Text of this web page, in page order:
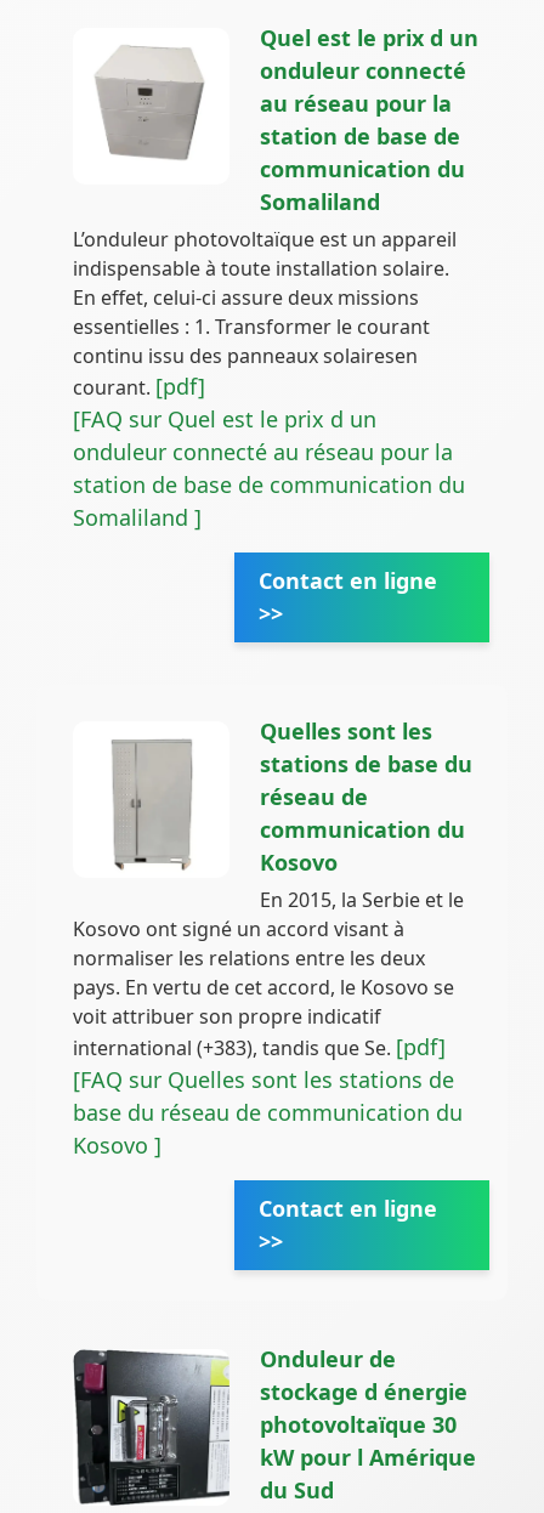
Quel est le prix d un
onduleur connecté
au réseau pour la
station de base de
communication du
Somaliland
L’onduleur photovoltaïque est un appareil
indispensable à toute installation solaire.
En effet, celui-ci assure deux missions
essentielles : 1. Transformer le courant
continu issu des panneaux solairesen
courant. [pdf]
[FAQ sur Quel est le prix d un
onduleur connecté au réseau pour la
station de base de communication du
Somaliland ]
Contact en ligne
>>
Quelles sont les
stations de base du
réseau de
communication du
Kosovo
En 2015, la Serbie et le
Kosovo ont signé un accord visant à
normaliser les relations entre les deux
pays. En vertu de cet accord, le Kosovo se
voit attribuer son propre indicatif
international (+383), tandis que Se. [pdf]
[FAQ sur Quelles sont les stations de
base du réseau de communication du
Kosovo ]
Contact en ligne
>>
Onduleur de
stockage d énergie
photovoltaïque 30
kW pour l Amérique
du Sud